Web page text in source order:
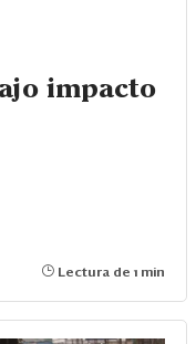
impacto
Lectura de 1 min